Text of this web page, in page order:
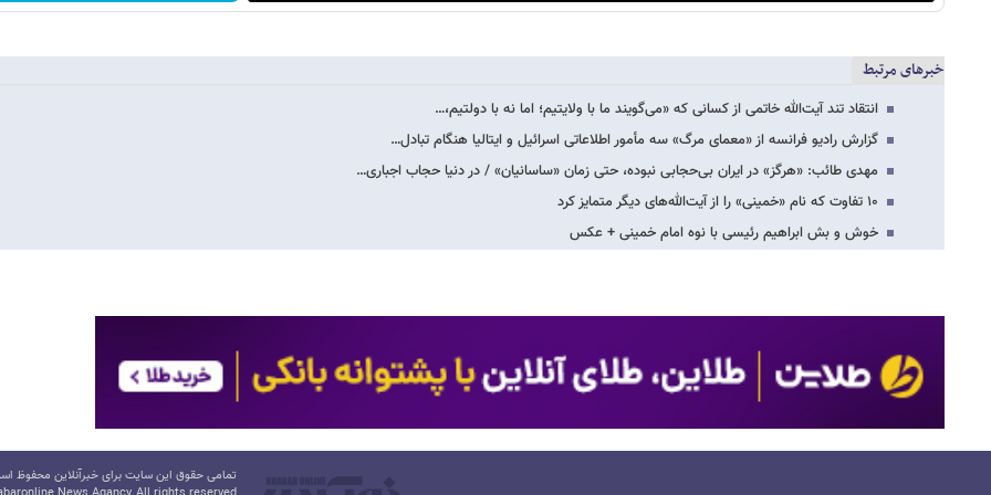
خبرهای مرتبط
انتقاد تند آیت‌الله خاتمی از کسانی که «می‌گویند ما با ولایتیم؛ اما نه با دولتیم،…
گزارش رادیو فرانسه از «معمای مرگ» سه مأمور اطلاعاتی اسرائیل و ایتالیا هنگام تبادل…
مهدی طائب: «هرگز» در ایران بی‌حجابی نبوده، حتی زمان «ساسانیان» / در دنیا حجاب اجباری…
۱۰ تفاوت که نام «خمینی» را از آیت‌الله‌های دیگر متمایز کرد
خوش و بش ابراهیم رئیسی با نوه امام خمینی + عکس
تمامی حقوق این سایت برای خبرآنلاین محفوظ